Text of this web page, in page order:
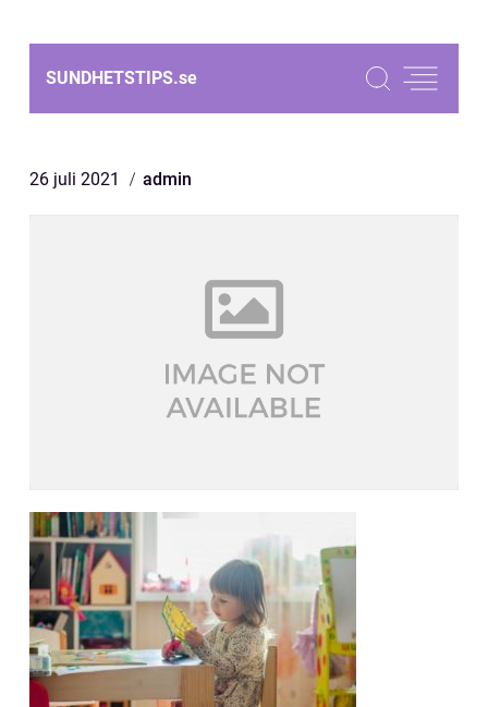
SUNDHETSTIPS.se
26 juli 2021 admin